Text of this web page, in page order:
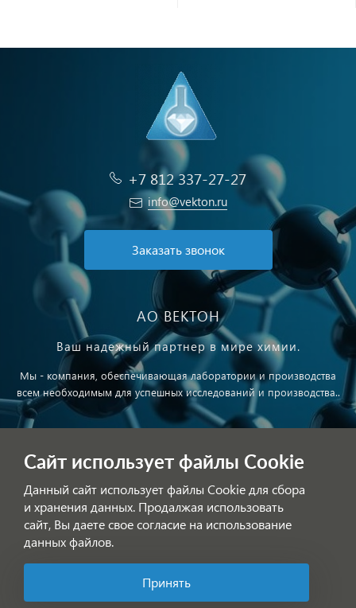
+7 812 337-27-27
info@vekton.ru
Заказать звонок
АО ВЕКТОН
Ваш надежный партнер в мире химии.
Мы - компания, обеспечивающая лаборатории и производства
всем необходимым для успешных исследований и производства..
Обработка персональных данных
© АО ВЕКТОН 2025
Сайт использует файлы Cookie
Данный сайт использует файлы Cookie для сбора
и хранения данных. Продалжая использовать
сайт, Вы даете свое согласие на использование
данных файлов.
Принять